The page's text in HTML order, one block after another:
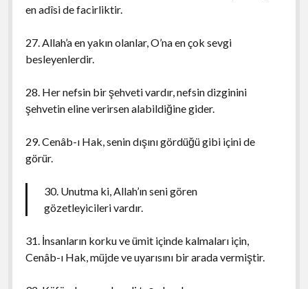
en adîsi de facirliktir.
27. Allah’a en yakın olanlar, O’na en çok sevgi
besleyenlerdir.
28. Her nefsin bir şehveti vardır, nefsin dizginini
şehvetin eline verirsen alabildiğine gider.
29. Cenâb-ı Hak, senin dışını gördüğü gibi içini de
görür.
30. Unutma ki, Allah’ın seni gören
gözetleyicileri vardır.
31. İnsanların korku ve ümit içinde kalmaları için,
Cenâb-ı Hak, müjde ve uyarısını bir arada vermiştir.